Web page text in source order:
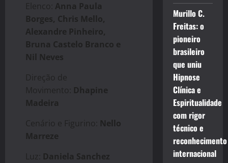
Elenco: Anna Paula
Borges, Chris Mello,
Alexandre Pinheiro,
Bruna Castelo Branco e
Nil Neves
Direção de
Movimento: Dhapine
Madeira
Cenário e Figurino: Nello
Marreze
Luz: Daniela Sanchez
Murillo C.
Freitas: o
pioneiro
brasileiro
que uniu
Hipnose
Clínica e
Espiritualidade
com rigor
técnico e
reconhecimento
internacional